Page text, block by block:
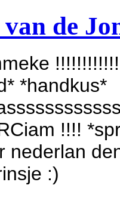
de
*handkus*
!!!!
nederlan
:)